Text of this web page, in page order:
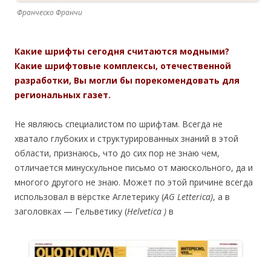
Франческо Франчи
Какие шрифты сегодня считаются модными?
Какие шрифтовые комплексы, отечественной
разработки, Вы могли бы порекомендовать для
региональных газет.
Не являюсь специалистом по шрифтам. Всегда не
хватало глубоких и структурированных знаний в этой
области, признаюсь, что до сих пор не знаю чем,
отличается минускульное письмо от маюскольного, да и
многого другого не знаю. Может по этой причине всегда
использовал в вёрстке Аглетерику (AG Letterica), а в
заголовках — Гельветику (Helvetica ) в